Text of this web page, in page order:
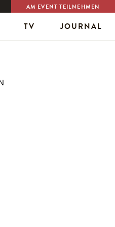
AM EVENT TEILNEHMEN
TV JOURNAL